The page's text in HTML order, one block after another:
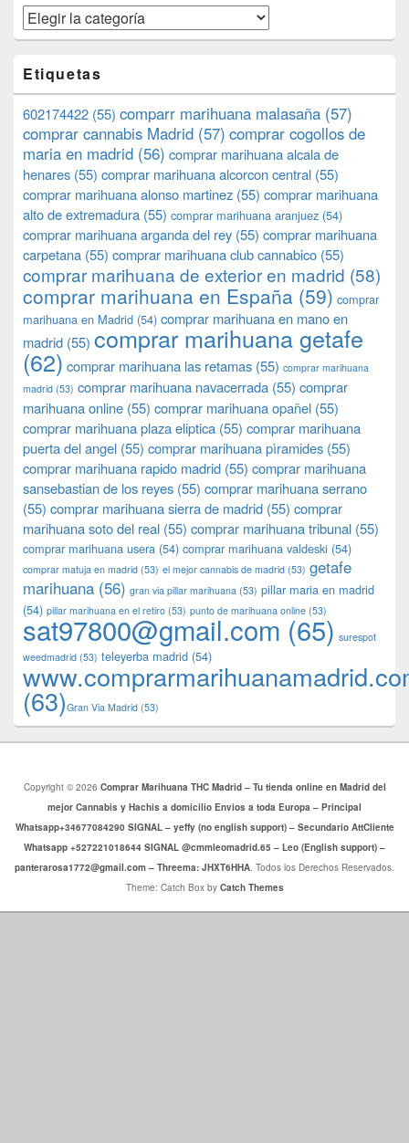
Categorías
Etiquetas
602174422 (55) comparr marihuana malasaña (57)
comprar cannabis Madrid (57) comprar cogollos de
maria en madrid (56) comprar marihuana alcala de
henares (55) comprar marihuana alcorcon central (55)
comprar marihuana alonso martinez (55) comprar marihuana
alto de extremadura (55) comprar marihuana aranjuez (54)
comprar marihuana arganda del rey (55) comprar marihuana
carpetana (55) comprar marihuana club cannabico (55)
comprar marihuana de exterior en madrid (58)
comprar marihuana en España (59) comprar
marihuana en Madrid (54) comprar marihuana en mano en
madrid (55) comprar marihuana getafe
(62) comprar marihuana las retamas (55) comprar marihuana
madrid (53) comprar marihuana navacerrada (55) comprar
marihuana online (55) comprar marihuana opañel (55)
comprar marihuana plaza eliptica (55) comprar marihuana
puerta del angel (55) comprar marihuana pìramides (55)
comprar marihuana rapido madrid (55) comprar marihuana
sansebastian de los reyes (55) comprar marihuana serrano
(55) comprar marihuana sierra de madrid (55) comprar
marihuana soto del real (55) comprar marihuana tribunal (55)
comprar marihuana usera (54) comprar marihuana valdeski (54)
comprar matuja en madrid (53) el mejor cannabis de madrid (53) getafe
marihuana (56) gran via pillar marihuana (53) pillar maria en madrid
(54) pillar marihuana en el retiro (53) punto de marihuana online (53)
sat97800@gmail.com (65) surespot
weedmadrid (53) teleyerba madrid (54)
(63)​​Gran Via Madrid (53)
Copyright © 2026 Comprar Marihuana THC Madrid – Tu tienda online en Madrid del
mejor Cannabis y Hachis a domicilio Envios a toda Europa – Principal
Whatsapp+34677084290 SIGNAL – yeffy (no english support) – Secundario AttCliente
Whatsapp +527221018644 SIGNAL @cmmleomadrid.65 – Leo (English support) –
panterarosa1772@gmail.com – Threema: JHXT6HHA. Todos los Derechos Reservados.
Theme: Catch Box by Catch Themes